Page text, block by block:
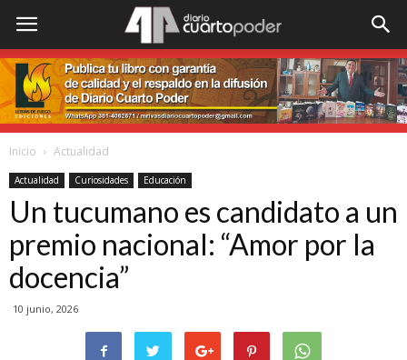
Inicio Actualidad
Actualidad Curiosidades Educación
Un tucumano es candidato a un
premio nacional: “Amor por la
docencia”
10 junio, 2026